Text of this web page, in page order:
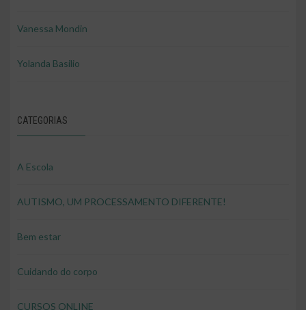
Vanessa Mondin
Yolanda Basilio
CATEGORIAS
A Escola
AUTISMO, UM PROCESSAMENTO DIFERENTE!
Bem estar
Cuidando do corpo
CURSOS ONLINE